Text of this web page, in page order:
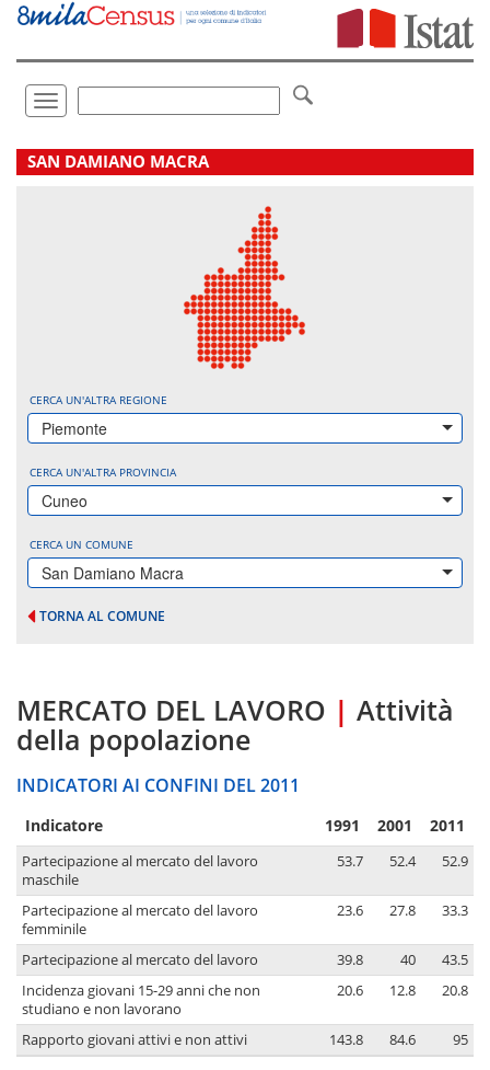
Vai
direttamente
Toggle
navigation
.
SAN DAMIANO MACRA
CERCA UN'ALTRA REGIONE
Piemonte
CERCA UN'ALTRA PROVINCIA
Cuneo
CERCA UN COMUNE
San Damiano Macra
TORNA AL COMUNE
MERCATO DEL LAVORO | Attività
della popolazione
INDICATORI AI CONFINI DEL 2011
Indicatore 1991 2001 2011
Partecipazione al mercato del lavoro
maschile
53.7 52.4 52.9
Partecipazione al mercato del lavoro
femminile
23.6 27.8 33.3
Partecipazione al mercato del lavoro 39.8 40
43.5
Incidenza giovani 15-29 anni che non
studiano e non lavorano
20.6 12.8 20.8
Rapporto giovani attivi e non attivi 143.8 84.6 95